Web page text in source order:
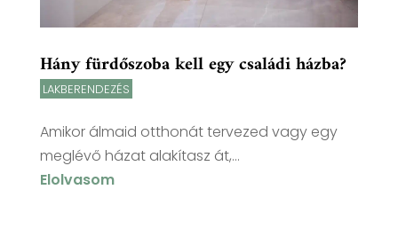
Hány fürdőszoba kell egy családi házba?
LAKBERENDEZÉS
Amikor álmaid otthonát tervezed vagy egy
meglévő házat alakítasz át,...
Elolvasom